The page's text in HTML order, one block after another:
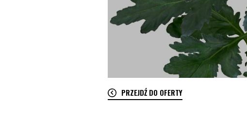
PRZEJDŹ DO OFERTY